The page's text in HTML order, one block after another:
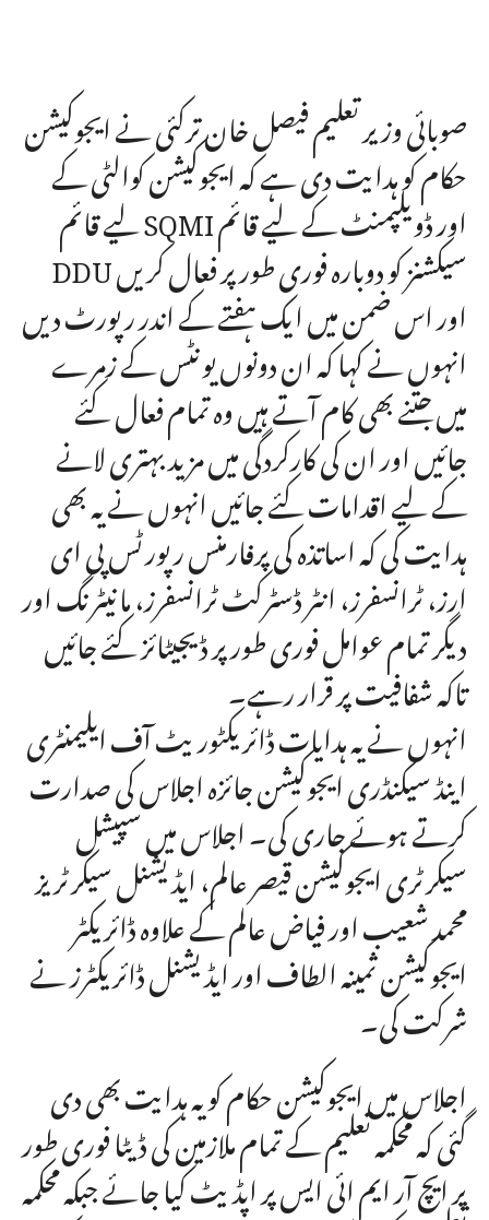
صوبائی وزیر تعلیم فیصل خان ترکئی نے ایجوکیشن
حکام کو ہدایت دی ہے کہ ایجوکیشن کوالٹی کے
لیے قائم SQMI اور ڈویلپمنٹ کے لیے قائم
DDU سیکشنز کو دوبارہ فوری طور پر فعال کریں
اور اس ضمن میں ایک ہفتے کے اندر رپورٹ دیں
انہوں نے کہا کہ ان دونوں یونٹس کے زمرے
میں جتنے بھی کام آتے ہیں وہ تمام فعال کئے
جائیں اور ان کی کارکردگی میں مزید بہتری لانے
کے لیے اقدامات کئے جائیں انہوں نے یہ بھی
ہدایت کی کہ اساتذہ کی پرفارمنس رپورٹس پی ای
ارز، ٹرانسفرز، انٹر ڈسٹرکٹ ٹرانسفرز، مانیٹرنگ اور
دیگر تمام عوامل فوری طور پر ڈیجیٹائز کئے جائیں
تاکہ شفافیت پر قرار رہے۔
انہوں نے یہ ہدایات ڈائریکٹوریٹ آف ایلیمنٹری
اینڈ سیکنڈری ایجوکیشن جائزہ اجلاس کی صدارت
کرتے ہوئے جاری کی۔ اجلاس میں سپیشل
سیکرٹری ایجوکیشن قیصر عالم، ایڈیشنل سیکرٹریز
محمد شعیب اور فیاض عالم کے علاوہ ڈائریکٹر
ایجوکیشن ثمینہ الطاف اور ایڈیشنل ڈائریکٹرز نے
شرکت کی۔
اجلاس میں ایجوکیشن حکام کو یہ ہدایت بھی دی
گئی کہ محکمہ تعلیم کے تمام ملازمین کی ڈیٹا فوری طور
پر ایچ آر ایم ائی ایس پر اپڈیٹ کیا جائے جبکہ محکمہ